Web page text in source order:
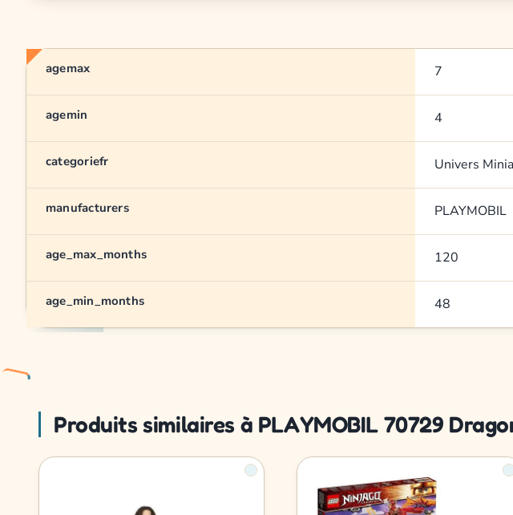
agemax 7
agemin 4
categoriefr Univers
manufacturers PLAYMOBIL
age_max_months 120
age_min_months 48
Produits similaires à PLAYMOBIL 70729